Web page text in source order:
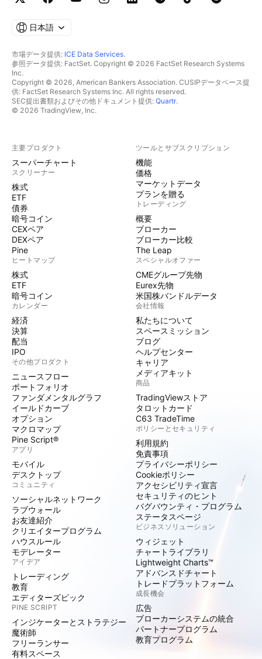
日本語
市場データ提供: ICE Data Services.
参照データ提供: FactSet. Copyright © 2026 FactSet Research Systems
Inc.
Copyright © 2026, American Bankers Association. CUSIPデータベース提
供: FactSet Research Systems Inc. All rights reserved.
SEC提出書類およびその他ドキュメント提供: Quartr.
© 2026 TradingView, Inc.
主要プロダクト
スーパーチャート
スクリーナー
株式
ETF
債券
暗号コイン
CEXペア
DEXペア
Pine
ヒートマップ
株式
ETF
暗号コイン
カレンダー
経済
決算
配当
IPO
その他プロダクト
ニュースフロー
ポートフォリオ
ファンダメンタルグラフ
イールドカーブ
オプション
マクロマップ
Pine Script®
アプリ
モバイル
デスクトップ
コミュニティ
ソーシャルネットワーク
ラブウォール
お友達紹介
クリエイタープログラム
ハウスルール
モデレーター
アイデア
トレーディング
教育
エディターズピック
PINE SCRIPT
インジケーターとストラテジー
魔術師
フリーランサー
有料スペース
ツールとサブスクリプション
機能
価格
マーケットデータ
プランを贈る
トレーディング
概要
ブローカー
ブローカー比較
The Leap
スペシャルオファー
CMEグループ先物
Eurex先物
米国株バンドルデータ
会社情報
私たちについて
スペースミッション
ブログ
ヘルプセンター
キャリア
メディアキット
商品
TradingViewストア
タロットカード
C63 TradeTime
ポリシーとセキュリティ
利用規約
免責事項
プライバシーポリシー
Cookieポリシー
アクセシビリティ宣言
セキュリティのヒント
バグバウンティ・プログラム
ステータスページ
ビジネスソリューション
ウィジェット
チャートライブラリ
Lightweight Charts™
アドバンスドチャート
トレードプラットフォーム
成長機会
広告
ブローカーシステムの統合
パートナープログラム
教育プログラム